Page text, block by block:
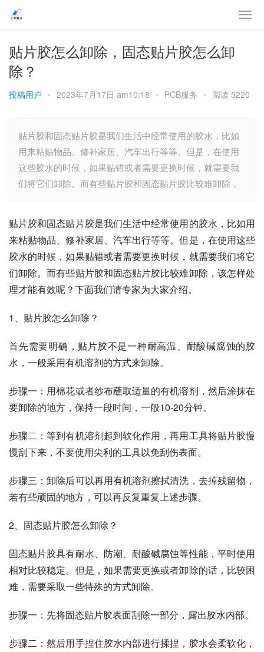
贴片胶怎么卸除，固态贴片胶怎么卸
除？
投稿用户 • 2023年7月17日 am10:18 • PCB服务 • 阅读 5220
贴片胶和固态贴片胶是我们生活中经常使用的胶水，比如
用来粘贴物品、修补家居、汽车出行等等。但是，在使用
这些胶水的时候，如果贴错或者需要更换时候，就需要我
们将它们卸除。而有些贴片胶和固态贴片胶比较难卸除，
贴片胶和固态贴片胶是我们生活中经常使用的胶水，比如用
来粘贴物品、修补家居、汽车出行等等。但是，在使用这些
胶水的时候，如果贴错或者需要更换时候，就需要我们将它
们卸除。而有些贴片胶和固态贴片胶比较难卸除，该怎样处
理才能有效呢？下面我们请专家为大家介绍。
1、贴片胶怎么卸除？
首先需要明确，贴片胶不是一种耐高温、耐酸碱腐蚀的胶
水，一般采用有机溶剂的方式来卸除。
步骤一：用棉花或者纱布蘸取适量的有机溶剂，然后涂抹在
要卸除的地方，保持一段时间，一般10-20分钟。
步骤二：等到有机溶剂起到软化作用，再用工具将贴片胶慢
慢刮下来，不要使用尖利的工具以免刮伤表面。
步骤三：卸除后可以再用有机溶剂擦拭清洗，去掉残留物，
若有些顽固的地方，可以再反复重复上述步骤。
2、固态贴片胶怎么卸除？
固态贴片胶具有耐水、防潮、耐酸碱腐蚀等性能，平时使用
相对比较稳定。但是，如果需要更换或者卸除的话，比较困
难，需要采取一些特殊的方式卸除。
步骤一：先将固态贴片胶表面刮除一部分，露出胶水内部。
步骤二：然后用手捏住胶水内部进行揉捏，胶水会柔软化，